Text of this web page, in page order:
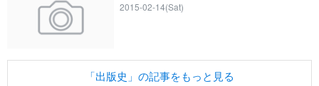
2015-02-14(Sat)
「出版史」の記事をもっと見る